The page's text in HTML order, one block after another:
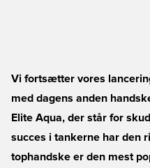
Vi fortsætter vores
med dagens anden
Elite Aqua, der står for
succes i tankerne har den
tophandske er den mest